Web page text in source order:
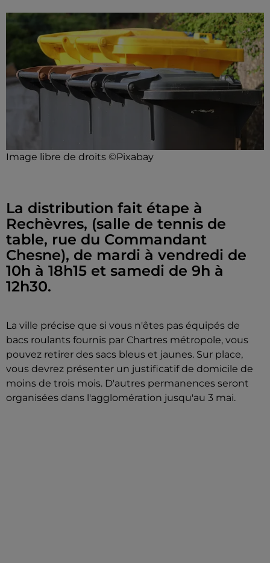
Image libre de droits ©Pixabay
La distribution fait étape à
Rechèvres, (salle de tennis de
table, rue du Commandant
Chesne), de mardi à vendredi de
10h à 18h15 et samedi de 9h à
12h30.
La ville précise que si vous n'êtes pas équipés de
bacs roulants fournis par Chartres métropole, vous
pouvez retirer des sacs bleus et jaunes. Sur place,
vous devrez présenter un justificatif de domicile de
moins de trois mois. D'autres permanences seront
organisées dans l'agglomération jusqu'au 3 mai.